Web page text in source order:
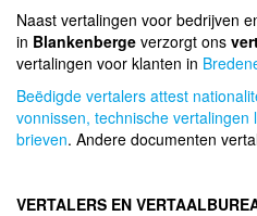
Naast vertalingen voor bedrijven
in Blankenberge verzorgt ons
vertalingen voor klanten in
Beëdigde vertalers attest
vonnissen, technische vertalingen
brieven. Andere documenten
VERTALERS EN